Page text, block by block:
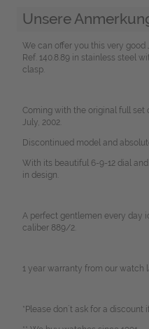
Unsere
We can offer you this very good
Ref. 140.8.89 in stainless steel
clasp.
Coming with the original full set
July, 2002.
Discontinued model and
With its beautiful 6-9-12 dial
in design.
A perfect gentlemen every day
caliber 889/2.
1 year warranty from our watch
*Please don`t ask for a discount